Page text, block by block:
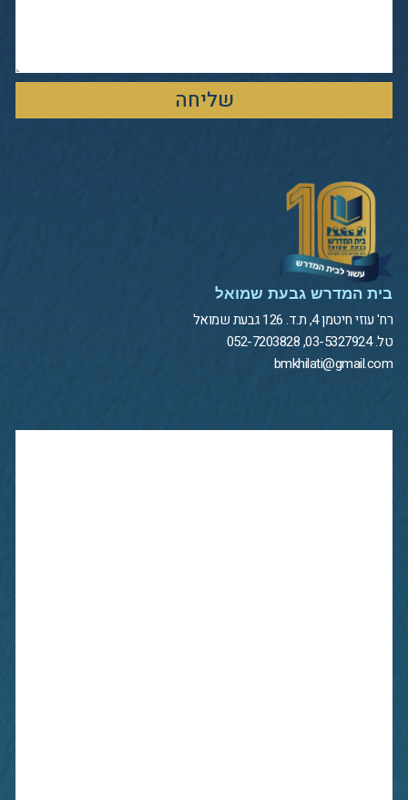
שליחה
בית המדרש גבעת שמואל
רח' עוזי חיטמן 4, ת.ד. 126 גבעת שמואל
טל. 03-5327924, 052-7203828
bmkhilati@gmail.com